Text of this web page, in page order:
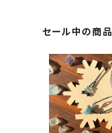
セール中の商品